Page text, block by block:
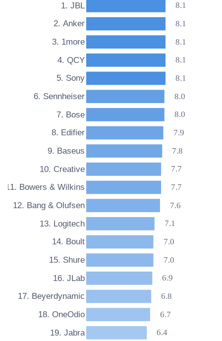
1. JBL
2. Anker
3. 1more
4. QCY
5. Sony
6. Sennheiser
7. Bose
8. Edifier
9. Baseus
10. Creative
11. Bowers & Wilkins
12. Bang & Olufsen
13. Logitech
14. Boult
15. Shure
16. JLab
17. Beyerdynamic
18. OneOdio
19. Jabra
8.1
8.1
8.1
8.1
8.1
8.0
8.0
7.9
7.8
7.7
7.7
7.6
7.1
7.0
7.0
6.9
6.8
6.7
6.4